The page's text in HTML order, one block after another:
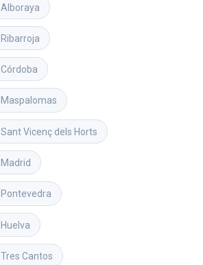
Alboraya
Ribarroja
Córdoba
Maspalomas
Sant Vicenç dels Horts
Madrid
Pontevedra
Huelva
Tres Cantos